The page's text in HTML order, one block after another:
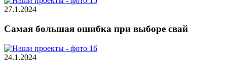
27.1.2024
Самая большая ошибка при выборе свай
24.1.2024